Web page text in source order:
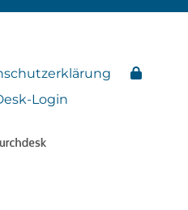
Login